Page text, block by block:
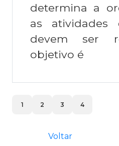
determina a
as atividades
devem ser
objetivo é
1 2 3 4
Voltar